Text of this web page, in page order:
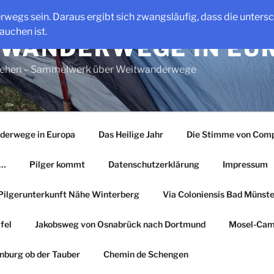
sein. Daraus ergibt sich zwangsläufig, dass die
ist.
IN
– Sammelwerk über Weitwanderwege
in Europa Das Heilige Jahr Die Stimme von
Pilger kommt Datenschutzerklärung Impressum
Nähe Winterberg Via Coloniensis Bad
Jakobsweg von Osnabrück nach Dortmund Mosel-
ob der Tauber Chemin de Schengen